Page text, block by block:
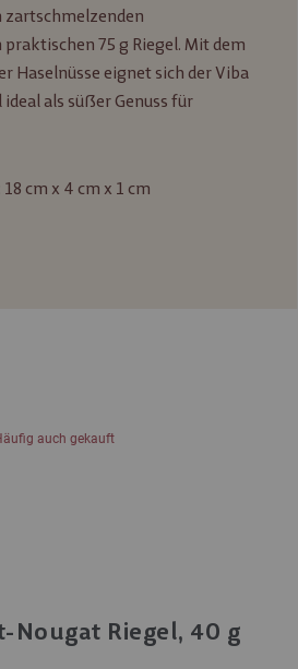
zartschmelzenden
75 g Riegel. Mit dem
Haselnüsse eignet sich der Viba
als süßer Genuss für
cm x 4 cm x 1 cm
auch gekauft
Nougat Riegel, 40 g